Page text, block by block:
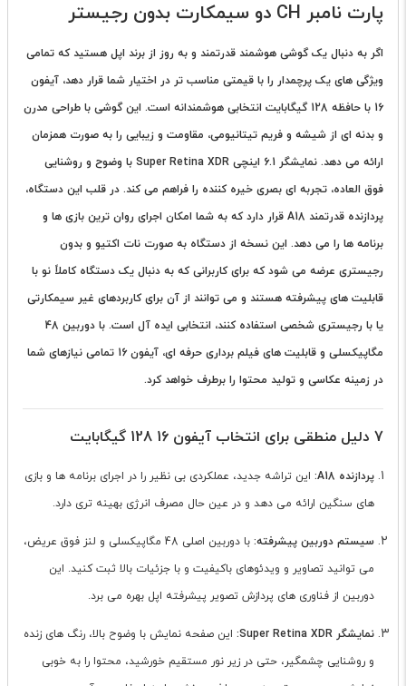
پارت نامبر CH دو سیمکارت بدون رجیستر
اگر به دنبال یک گوشی هوشمند قدرتمند و به روز از برند اپل هستید که تمامی
ویژگی های یک پرچمدار را با قیمتی مناسب تر در اختیار شما قرار دهد، آیفون
16 با حافظه 128 گیگابایت انتخابی هوشمندانه است. این گوشی با طراحی مدرن
و بدنه ای از شیشه و فریم تیتانیومی، مقاومت و زیبایی را به صورت همزمان
ارائه می دهد. نمایشگر 6.1 اینچی Super Retina XDR با وضوح و روشنایی
فوق العاده، تجربه ای بصری خیره کننده را فراهم می کند. در قلب این دستگاه،
پردازنده قدرتمند A18 قرار دارد که به شما امکان اجرای روان ترین بازی ها و
برنامه ها را می دهد. این نسخه از دستگاه به صورت نات اکتیو و بدون
رجیستری عرضه می شود که برای کاربرانی که به دنبال یک دستگاه کاملاً نو با
قابلیت های پیشرفته هستند و می توانند از آن برای کاربردهای غیر سیمکارتی
یا با رجیستری شخصی استفاده کنند، انتخابی ایده آل است. با دوربین 48
مگاپیکسلی و قابلیت های فیلم برداری حرفه ای، آیفون 16 تمامی نیازهای شما
در زمینه عکاسی و تولید محتوا را برطرف خواهد کرد.
7 دلیل منطقی برای انتخاب آیفون 16 128 گیگابایت
پردازنده A18:
این تراشه جدید، عملکردی بی نظیر را در اجرای برنامه ها و بازی
های سنگین ارائه می دهد و در عین حال مصرف انرژی بهینه تری دارد.
سیستم دوربین پیشرفته:
با دوربین اصلی 48 مگاپیکسلی و لنز فوق عریض،
می توانید تصاویر و ویدئوهای باکیفیت و با جزئیات بالا ثبت کنید. این
دوربین از فناوری های پردازش تصویر پیشرفته اپل بهره می برد.
نمایشگر Super Retina XDR:
این صفحه نمایش با وضوح بالا، رنگ های زنده
و روشنایی چشمگیر، حتی در زیر نور مستقیم خورشید، محتوا را به خوبی